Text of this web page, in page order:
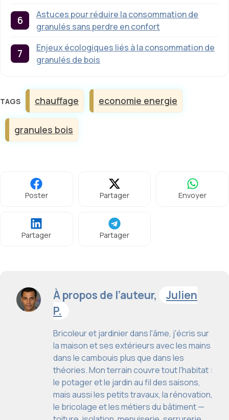
Astuces pour réduire la consommation de
granulés sans perdre en confort
Enjeux écologiques liés à la consommation de
granulés de bois
Étiquettes
chauffage economie energie
granules bois
Poster Partager Envoyer
Partager Partager
À propos de l’auteur,
Julien
P.
Bricoleur et jardinier dans l'âme, j'écris sur
la maison et ses extérieurs avec les mains
dans le cambouis plus que dans les
théories. Mon terrain couvre tout l'habitat :
le potager et le jardin au fil des saisons,
mais aussi les petits travaux, la rénovation,
le bricolage et les métiers du bâtiment —